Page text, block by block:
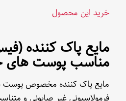
خرید این محصول
مایع پاک کننده
مناسب پوست
مایع پاک کننده مخصوص پوست
فرمولاسیونی غیر صابونی و